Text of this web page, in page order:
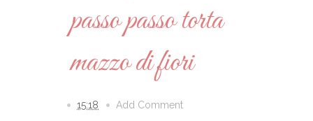
passo passo torta
mazzo di fiori
15:18 Add Comment